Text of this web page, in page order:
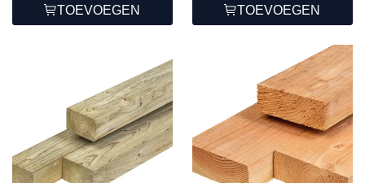
TOEVOEGEN TOEVOEGEN